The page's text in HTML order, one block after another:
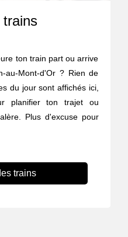
trains
ton train part ou arrive
au-Mont-d'Or ? Rien de
du jour sont affichés ici,
planifier ton trajet ou
Plus d'excuse pour
trains